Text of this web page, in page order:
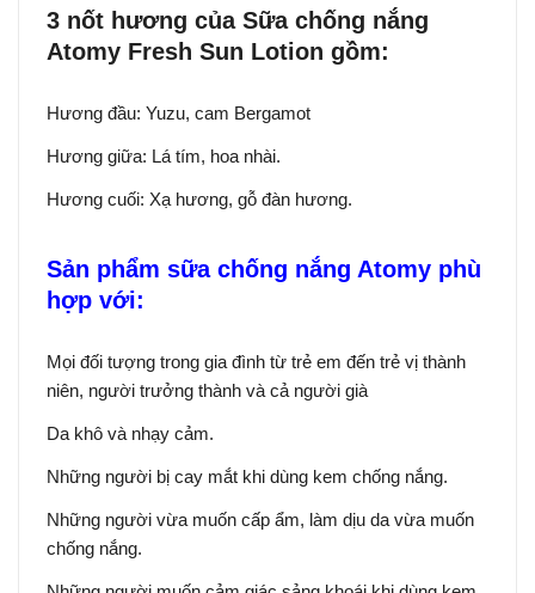
3 nốt hương của Sữa chống nắng
Atomy Fresh Sun Lotion gồm:
Hương đầu: Yuzu, cam Bergamot
Hương giữa: Lá tím, hoa nhài.
Hương cuối: Xạ hương, gỗ đàn hương.
Sản phẩm sữa chống nắng Atomy phù
hợp với:
Mọi đối tượng trong gia đình từ trẻ em đến trẻ vị thành
niên, người trưởng thành và cả người già
Da khô và nhạy cảm.
Những người bị cay mắt khi dùng kem chống nắng.
Những người vừa muốn cấp ẩm, làm dịu da vừa muốn
chống nắng.